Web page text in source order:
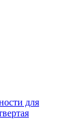
для